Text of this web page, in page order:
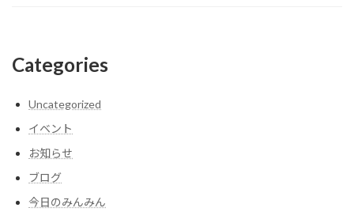
Categories
Uncategorized
イベント
お知らせ
ブログ
今日のみんみん